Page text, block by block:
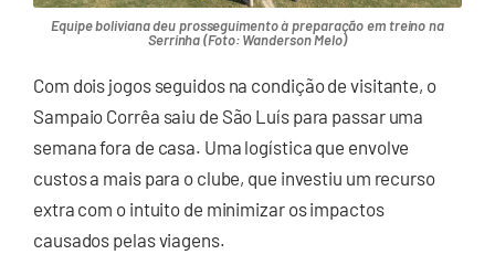
Equipe boliviana deu prosseguimento à preparação em treino na
Serrinha (Foto: Wanderson Melo)
Com dois jogos seguidos na condição de visitante, o
Sampaio Corrêa saiu de São Luís para passar uma
semana fora de casa. Uma logística que envolve
custos a mais para o clube, que investiu um recurso
extra com o intuito de minimizar os impactos
causados pelas viagens.